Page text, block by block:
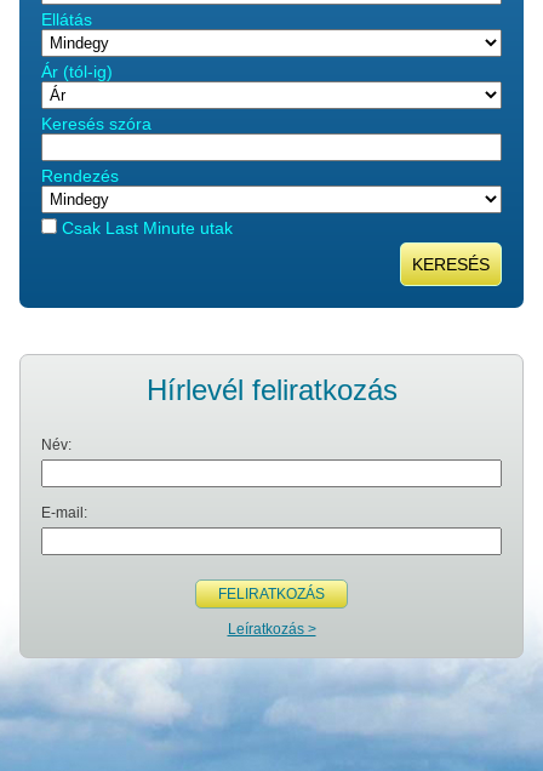
Ellátás
Ár (tól-ig)
Keresés szóra
Rendezés
Csak Last Minute utak
KERESÉS
Hírlevél feliratkozás
Név:
E-mail:
FELIRATKOZÁS
Leíratkozás >